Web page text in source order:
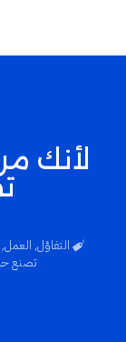
لأنك
التفاؤل, العمل,
تصنع